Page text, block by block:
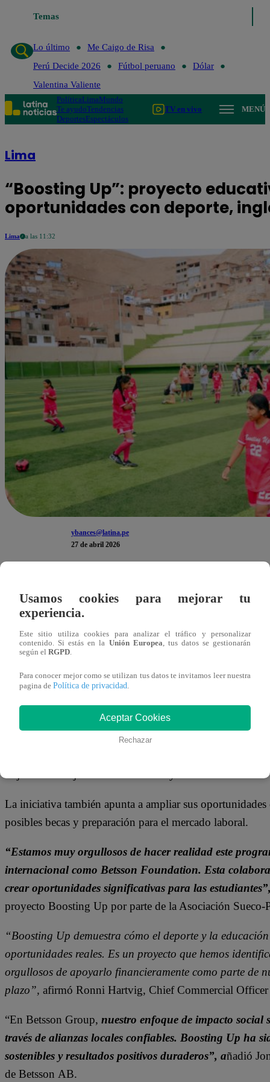
Temas
Lo último
Lo último
Me Caigo de Risa
Perú Decide 2026
Fútbol peruano
Dólar
Valentina Valiente
PolíticaLimaMundo
Te ayudoTendencias
DeportesEspectáculos
TV en vivo MENÚ
Lima
“Boosting Up”: proyecto
oportunidades con deporte,
Lima a las 11:32
ybances@latina.pe
27 de abril 2026
Asociación Sueco-Peruana de Desarrollo, con el
alumnas del colegio Cristiania, en Chorrillos,
El proyecto contempla entrenamientos deportivos tres
Chorrillos, enfocados en fortalecer habilidades como el
de inglés dos veces por semana a cargo de Wall Street
deportiva.
La iniciativa también apunta a ampliar sus
posibles becas y preparación para el mercado laboral.
“Estamos muy orgullosos de hacer realidad este
internacional como Betsson Foundation. Esta
crear oportunidades significativas para las
proyecto Boosting Up por parte de la Asociación Sueco‑
“Boosting Up demuestra cómo el deporte y la
oportunidades reales. Es un proyecto que hemos
orgullosos de apoyarlo financieramente como parte de
plazo”, afirmó Ronni Hartvig, Chief Commercial Officer
“En Betsson Group, nuestro enfoque de impacto social
través de alianzas locales confiables. Boosting Up ha
sostenibles y resultados positivos duraderos”, añadió
de Betsson AB.
Usamos cookies para mejorar tu
experiencia.
Este sitio utiliza cookies para analizar el tráfico y personalizar
contenido. Si estás en la Unión Europea, tus datos se gestionarán
según el RGPD.
Para conocer mejor como se utilizan tus datos te invitamos leer nuestra
pagina de Política de privacidad.
Aceptar Cookies
Rechazar